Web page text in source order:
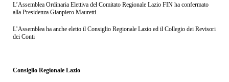
L’Assemblea Ordinaria Elettiva del Comitato Regionale Lazio FIN ha confermato
alla Presidenza Gianpiero Mauretti.
L’Assemblea ha anche eletto il Consiglio Regionale Lazio ed il Collegio dei Revisori
dei Conti
Consiglio Regionale Lazio